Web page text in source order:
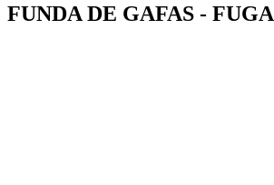
FUNDA DE GAFAS - FUGA